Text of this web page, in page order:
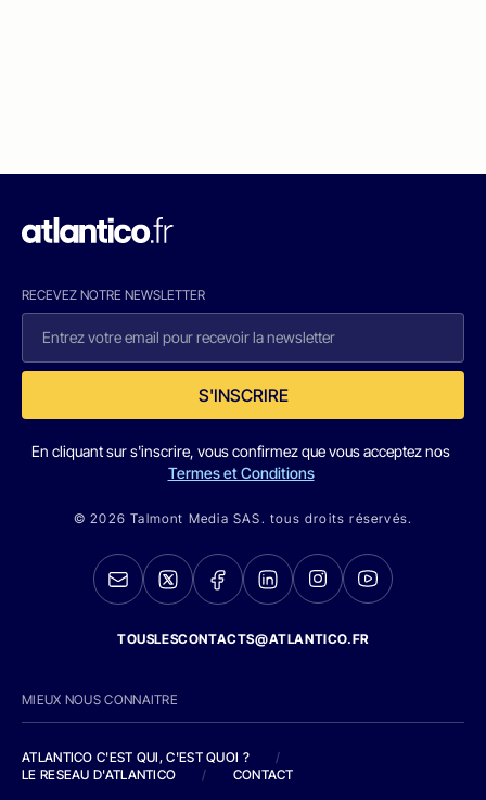
RECEVEZ NOTRE NEWSLETTER
S'INSCRIRE
En cliquant sur s'inscrire, vous confirmez que vous acceptez nos
Termes et Conditions
© 2026 Talmont Media SAS. tous droits réservés.
TOUSLESCONTACTS@ATLANTICO.FR
MIEUX NOUS CONNAITRE
ATLANTICO C'EST QUI, C'EST QUOI ?
/
LE RESEAU D'ATLANTICO
/ CONTACT